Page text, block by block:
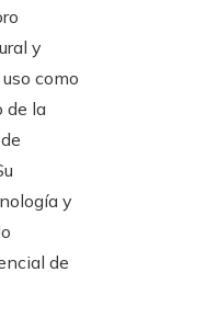
y
como
de la
y
de